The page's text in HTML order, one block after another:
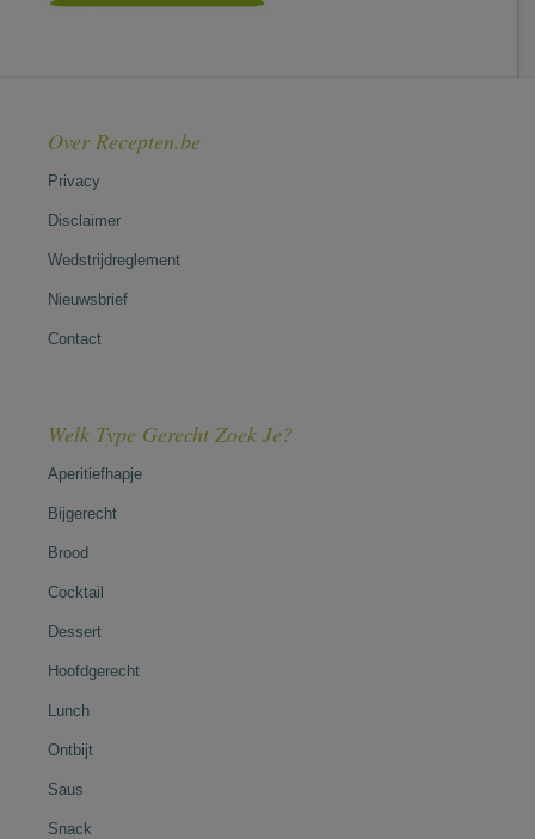
Over Recepten.be
Privacy
Disclaimer
Wedstrijdreglement
Nieuwsbrief
Contact
Welk Type Gerecht Zoek Je?
Aperitiefhapje
Bijgerecht
Brood
Cocktail
Dessert
Hoofdgerecht
Lunch
Ontbijt
Saus
Snack